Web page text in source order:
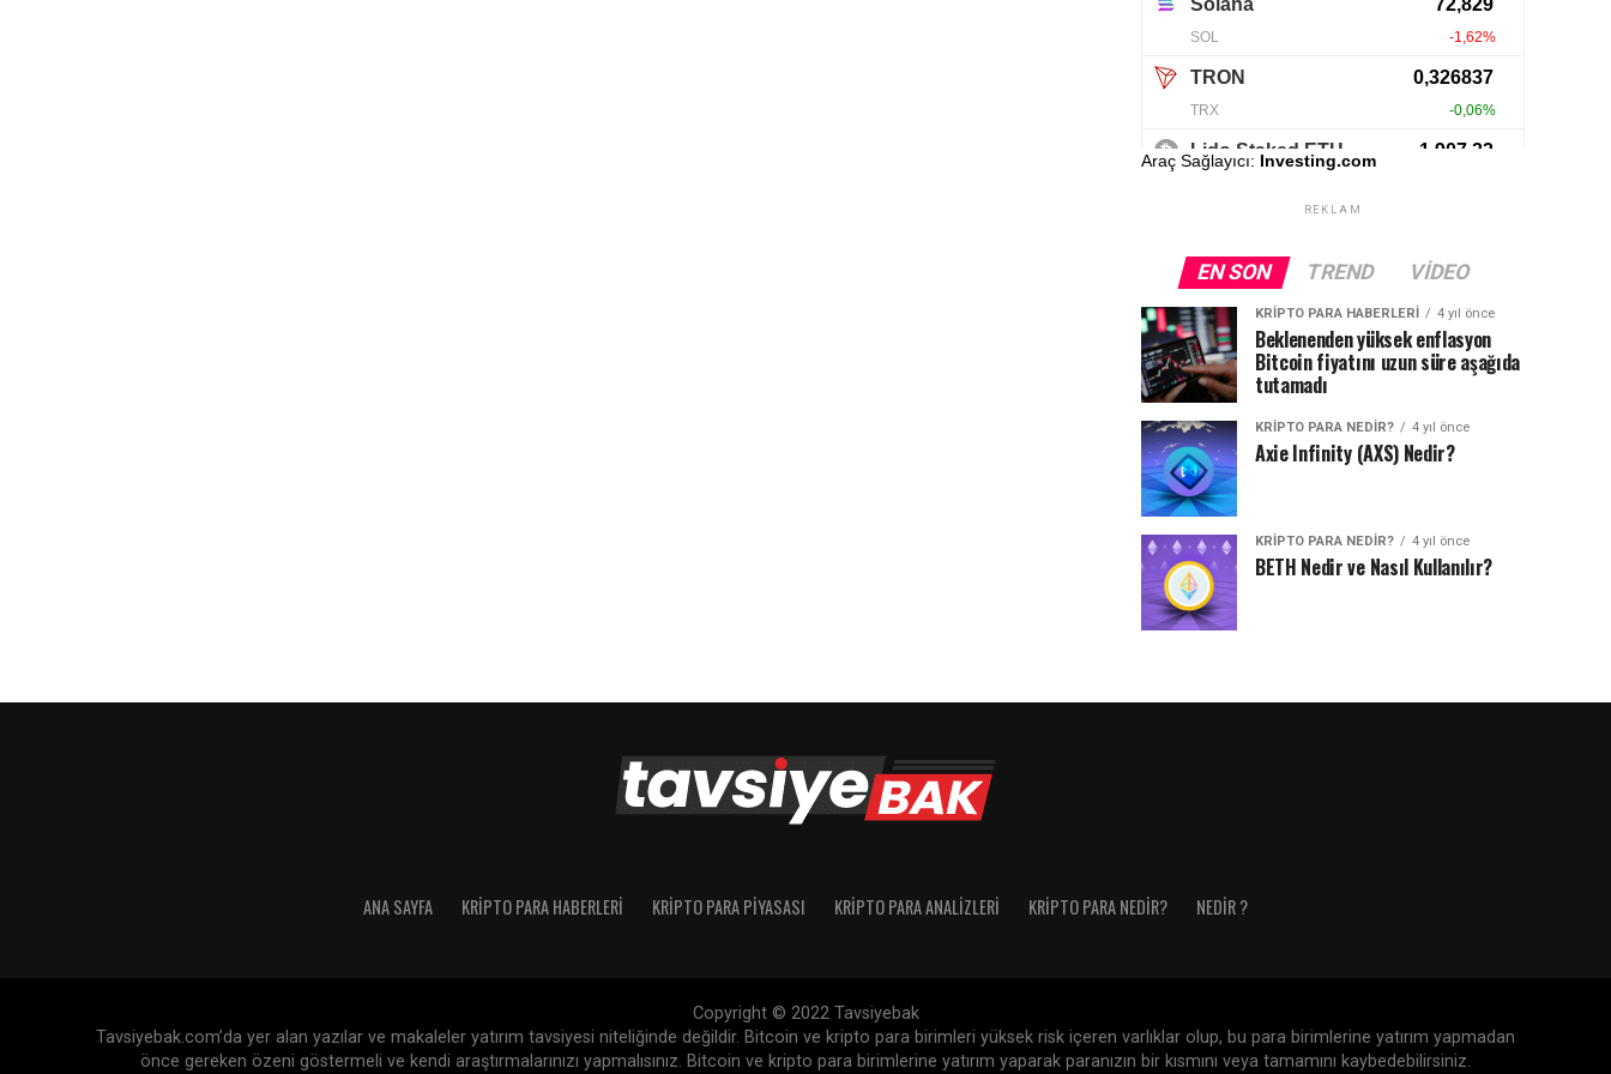
Araç Sağlayıcı: Investing.com
REKLAM
EN SON TREND VIDEO
KRIPTO PARA HABERLERI 4 yıl önce
Beklenenden yüksek enflasyon
Bitcoin fiyatını uzun süre aşağıda
tutamadı
KRIPTO PARA NEDIR? 4 yıl önce
Axie Infinity (AXS) Nedir?
KRIPTO PARA NEDIR? 4 yıl önce
BETH Nedir ve Nasıl Kullanılır?
ANA SAYFA KRIPTO PARA HABERLERI KRIPTO PARA PIYASASI KRIPTO PARA ANALIZLERI KRIPTO PARA NEDIR? NEDIR ?
Copyright © 2022 Tavsiyebak
Tavsiyebak.com’da yer alan yazılar ve makaleler yatırım tavsiyesi niteliğinde değildir. Bitcoin ve kripto para birimleri yüksek risk içeren varlıklar olup, bu para birimlerine yatırım yapmadan
önce gereken özeni göstermeli ve kendi araştırmalarınızı yapmalısınız. Bitcoin ve kripto para birimlerine yatırım yaparak paranızın bir kısmını veya tamamını kaybedebilirsiniz.